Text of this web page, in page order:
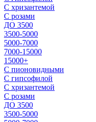
С хризантемой
С розами
ДО 3500
3500-5000
5000-7000
7000-15000
15000+
С пионовидными
С гипсофилой
С хризантемой
С розами
ДО 3500
3500-5000